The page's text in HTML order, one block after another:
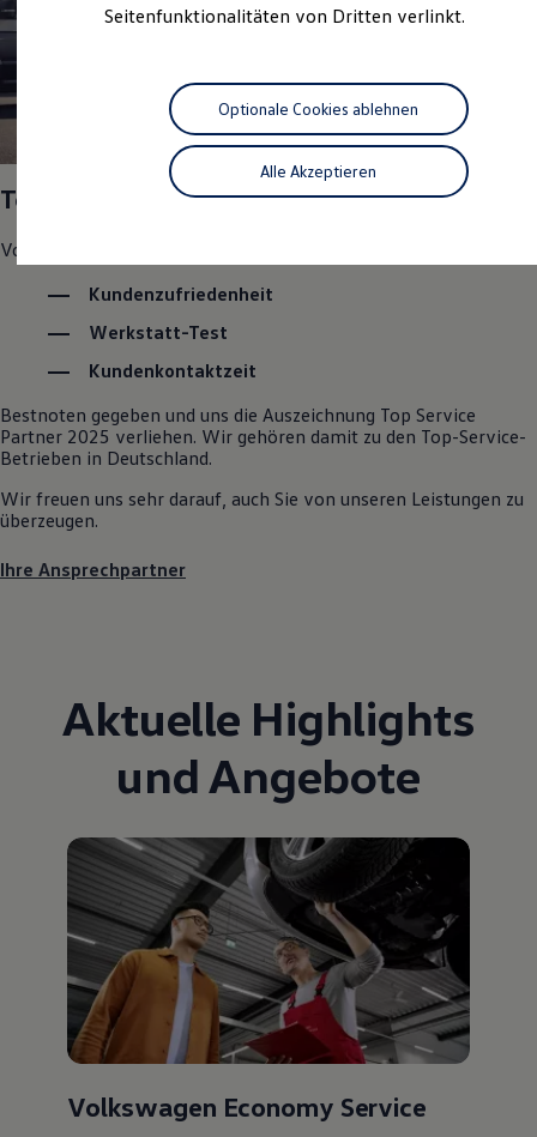
Unser Ansatz
Reichweitensimulator
Ladezeitensimulator
Ladelösungen für Privatkunden
Ladelösungen für Gewerbekunden
Wallbox und Ladekabel
Bidirektionales Laden
Fördermöglichkeiten für Gewerbekunden
Kostensimulator
Autonomes Fahren
Mehr zum ID. Buzz
California Welt
California Magazin & Ratgeber
Vanlife
Ratgeber
California Reisen & Erlebnisse
California App
Übernachten im California
Marke
Kunden
Gesellschaft
Events
Rückblick VW Bus Festival 2023
Bulli Magazin
Fahrzeugabholung ab Werk
Top Service Partner 2025
Volkswagen
Kundenzufriedenheit
Werkstatt-Test
Kundenkontaktzeit
Bestnoten gegeben und uns die Auszeichnung Top Service
Partner 2025 verliehen. Wir gehören damit zu den Top-Service-
Betrieben in Deutschland.
Wir freuen uns sehr darauf, auch Sie von unseren Leistungen zu
überzeugen.
Ihre Ansprechpartner
Aktuelle Highlights
und Angebote
Volkswagen Economy Service
Seitenfunktionalitäten von Dritten verlinkt.
Alle Akzeptieren
Optionale Cookies ablehnen